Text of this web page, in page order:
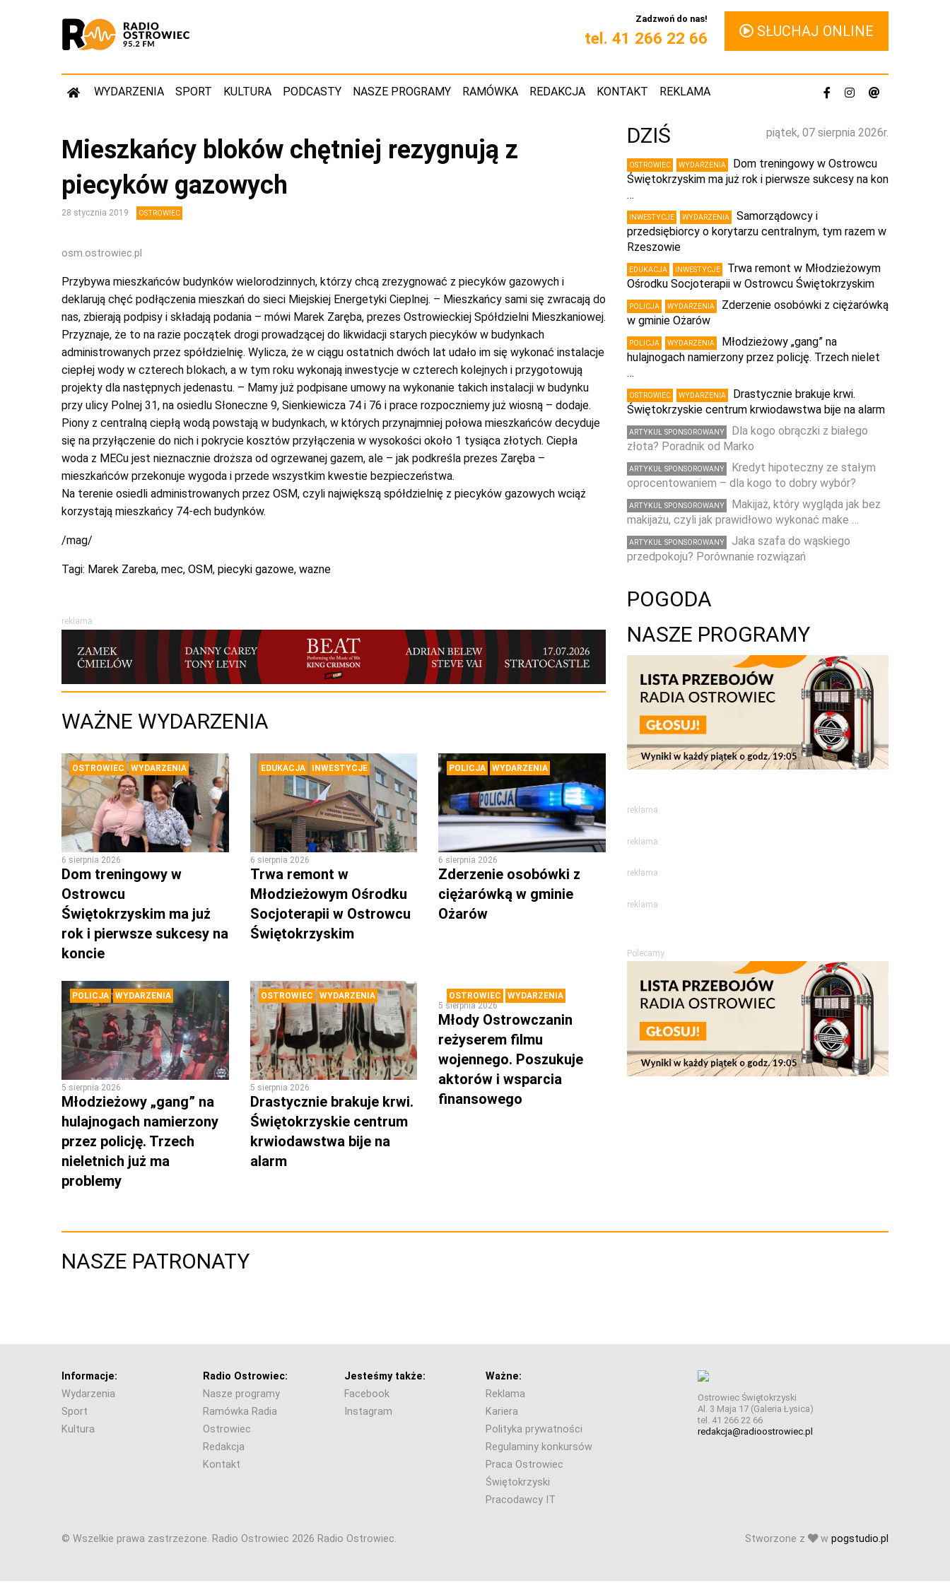
Zadzwoń do nas!
tel. 41 266 22 66 SŁUCHAJ ONLINE
WYDARZENIA SPORT KULTURA PODCASTY NASZE PROGRAMY RAMÓWKA REDAKCJA KONTAKT REKLAMA
Mieszkańcy bloków chętniej rezygnują z
piecyków gazowych
28 stycznia 2019 OSTROWIEC
osm.ostrowiec.pl
Przybywa mieszkańców budynków wielorodzinnych, którzy chcą zrezygnować z piecyków gazowych i
deklarują chęć podłączenia mieszkań do sieci Miejskiej Energetyki Cieplnej. – Mieszkańcy sami się zwracają do
nas, zbierają podpisy i składają podania – mówi Marek Zaręba, prezes Ostrowieckiej Spółdzielni Mieszkaniowej.
Przyznaje, że to na razie początek drogi prowadzącej do likwidacji starych piecyków w budynkach
administrowanych przez spółdzielnię. Wylicza, że w ciągu ostatnich dwóch lat udało im się wykonać instalacje
ciepłej wody w czterech blokach, a w tym roku wykonają inwestycje w czterech kolejnych i przygotowują
projekty dla następnych jedenastu. – Mamy już podpisane umowy na wykonanie takich instalacji w budynku
przy ulicy Polnej 31, na osiedlu Słoneczne 9, Sienkiewicza 74 i 76 i prace rozpoczniemy już wiosną – dodaje.
Piony z centralną ciepłą wodą powstają w budynkach, w których przynajmniej połowa mieszkańców decyduje
się na przyłączenie do nich i pokrycie kosztów przyłączenia w wysokości około 1 tysiąca złotych. Ciepła
woda z MECu jest nieznacznie droższa od ogrzewanej gazem, ale – jak podkreśla prezes Zaręba –
mieszkańców przekonuje wygoda i przede wszystkim kwestie bezpieczeństwa.
Na terenie osiedli administrowanych przez OSM, czyli największą spółdzielnię z piecyków gazowych wciąż
korzystają mieszkańcy 74-ech budynków.
/mag/
Tagi: Marek Zareba, mec, OSM, piecyki gazowe, wazne
reklama
WAŻNE WYDARZENIA
OSTROWIEC WYDARZENIA
6 sierpnia 2026
Dom treningowy w
Ostrowcu
Świętokrzyskim ma już
rok i pierwsze sukcesy na
koncie
EDUKACJA INWESTYCJE
6 sierpnia 2026
Trwa remont w
Młodzieżowym Ośrodku
Socjoterapii w Ostrowcu
Świętokrzyskim
POLICJA WYDARZENIA
6 sierpnia 2026
Zderzenie osobówki z
ciężarówką w gminie
Ożarów
POLICJA WYDARZENIA
5 sierpnia 2026
Młodzieżowy „gang” na
hulajnogach namierzony
przez policję. Trzech
nieletnich już ma
problemy
OSTROWIEC WYDARZENIA
5 sierpnia 2026
Drastycznie brakuje krwi.
Świętokrzyskie centrum
krwiodawstwa bije na
alarm
OSTROWIEC
WYDARZENIA
5 sierpnia 2026
Młody Ostrowczanin
reżyserem filmu
wojennego. Poszukuje
aktorów i wsparcia
finansowego
piątek, 07 sierpnia 2026r.
DZIŚ
OSTROWIEC WYDARZENIA
Dom treningowy w Ostrowcu
Świętokrzyskim ma już rok i pierwsze sukcesy na kon
…
INWESTYCJE WYDARZENIA
Samorządowcy i
przedsiębiorcy o korytarzu centralnym, tym razem w
Rzeszowie
EDUKACJA INWESTYCJE
Trwa remont w Młodzieżowym
Ośrodku Socjoterapii w Ostrowcu Świętokrzyskim
POLICJA WYDARZENIA
Zderzenie osobówki z ciężarówką
w gminie Ożarów
POLICJA WYDARZENIA
Młodzieżowy „gang” na
hulajnogach namierzony przez policję. Trzech nielet
…
OSTROWIEC WYDARZENIA
Drastycznie brakuje krwi.
Świętokrzyskie centrum krwiodawstwa bije na alarm
ARTYKUŁ SPONSOROWANY
Dla kogo obrączki z białego
złota? Poradnik od Marko
ARTYKUŁ SPONSOROWANY
Kredyt hipoteczny ze stałym
oprocentowaniem – dla kogo to dobry wybór?
ARTYKUŁ SPONSOROWANY
Makijaż, który wygląda jak bez
makijażu, czyli jak prawidłowo wykonać make …
ARTYKUŁ SPONSOROWANY
Jaka szafa do wąskiego
przedpokoju? Porównanie rozwiązań
POGODA
NASZE PROGRAMY
reklama
reklama
reklama
reklama
Polecamy
NASZE PATRONATY
Informacje:
Wydarzenia
Sport
Kultura
Radio Ostrowiec:
Nasze programy
Ramówka Radia
Ostrowiec
Redakcja
Kontakt
Jesteśmy także:
Facebook
Instagram
Ważne:
Reklama
Kariera
Polityka prywatności
Regulaminy konkursów
Praca Ostrowiec
Świętokrzyski
Pracodawcy IT
Ostrowiec Świętokrzyski
Al. 3 Maja 17 (Galeria Łysica)
tel. 41 266 22 66
redakcja@radioostrowiec.pl
© Wszelkie prawa zastrzeżone. Radio Ostrowiec 2026 Radio Ostrowiec. Stworzone z w pogstudio.pl